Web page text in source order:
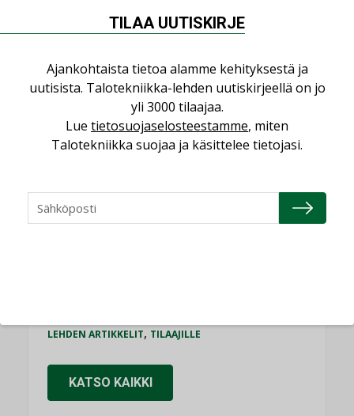
LEHDEN ARTIKKELIT
”Asiakkaat hakevat kumppaneita, jotka
yhdistävät useita teknisiä osaamisalueita
saman katon alle”
AJANKOHTAISTA
Sähköistyminen kasvaa voimakkaasti:
erilliset teknologiat tuodaan yhteen”
AJANKOHTAISTA
LEHDEN ARTIKKELIT, TILAAJILLE
KATSO KAIKKI
TILAA UUTISKIRJE
Ajankohtaista tietoa alamme kehityksestä ja
uutisista. Talotekniikka-lehden uutiskirjeellä on jo
yli 3000 tilaajaa.
Lue tietosuojaselosteestamme, miten
Talotekniikka suojaa ja käsittelee tietojasi.